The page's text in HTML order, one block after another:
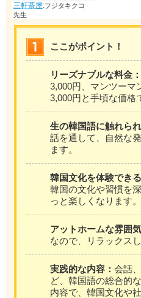
三軒茶屋:フジタキクコ
先生
ここがポイント！
リーズナブルな料金：
3,000円、マンツーマ
3,000円と手頃な価格
生の韓国語に触れられ
話を通して、自然な
ます。
韓国文化を体験できる
韓国の文化や習慣を
っと楽しくなります。
アットホームな雰囲気
なので、リラックス
実践的な内容： 会話
ど、韓国語の総合的
内容で、韓国文化や